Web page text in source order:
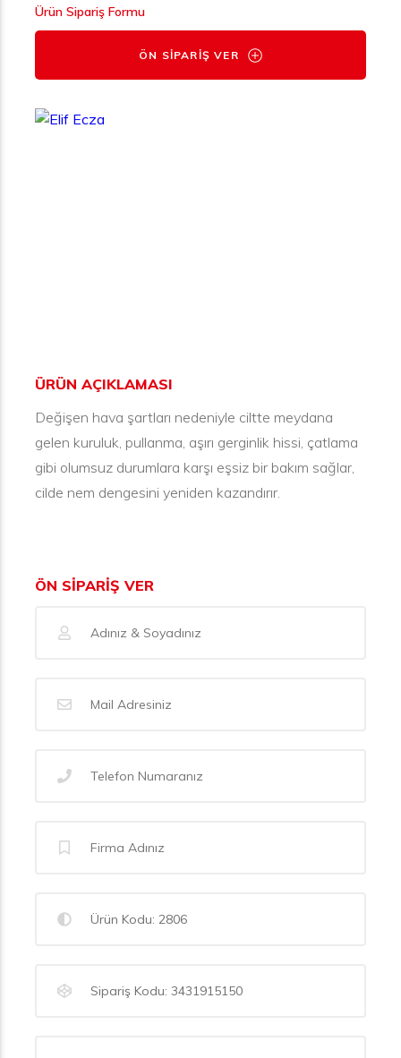
Ürün Sipariş Formu
ÖN SIPARIŞ VER
ÜRÜN AÇIKLAMASI
Değişen hava şartları nedeniyle ciltte meydana
gelen kuruluk, pullanma, aşırı gerginlik hissi, çatlama
gibi olumsuz durumlara karşı eşsiz bir bakım sağlar,
cilde nem dengesini yeniden kazandırır.
ÖN SİPARİŞ VER